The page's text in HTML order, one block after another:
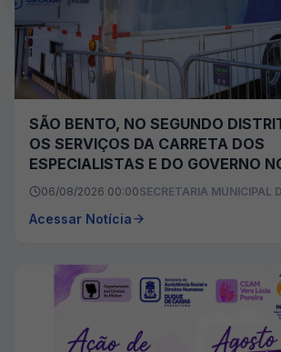
SÃO BENTO, NO SEGUNDO
OS SERVIÇOS DA CARRETA DOS
ESPECIALISTAS E DO GOVERNO
06/08/2026 00:00SECRETARIA MUNICIPAL
Acessar Notícia